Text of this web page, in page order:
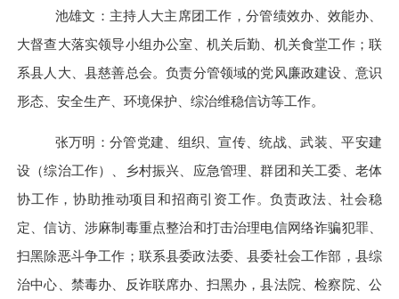
池雄文：主持人大主席团工作，分管绩效办、效能办、
大督查大落实领导小组办公室、机关后勤、机关食堂工作；联
系县人大、县慈善总会。负责分管领域的党风廉政建设、意识
形态、安全生产、环境保护、综治维稳信访等工作。
张万明：分管党建、组织、宣传、统战、武装、平安建
设（综治工作）、乡村振兴、应急管理、群团和关工委、老体
协工作，协助推动项目和招商引资工作。负责政法、社会稳
定、信访、涉麻制毒重点整治和打击治理电信网络诈骗犯罪、
扫黑除恶斗争工作；联系县委政法委、县委社会工作部，县综
治中心、禁毒办、反诈联席办、扫黑办，县法院、检察院、公